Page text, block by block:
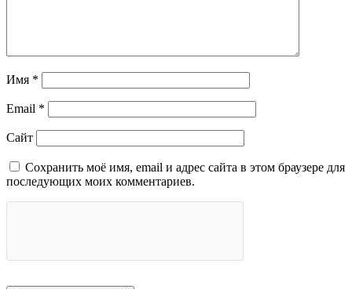
Имя *
Email *
Сайт
Сохранить моё имя, email и адрес сайта в этом браузере для
последующих моих комментариев.